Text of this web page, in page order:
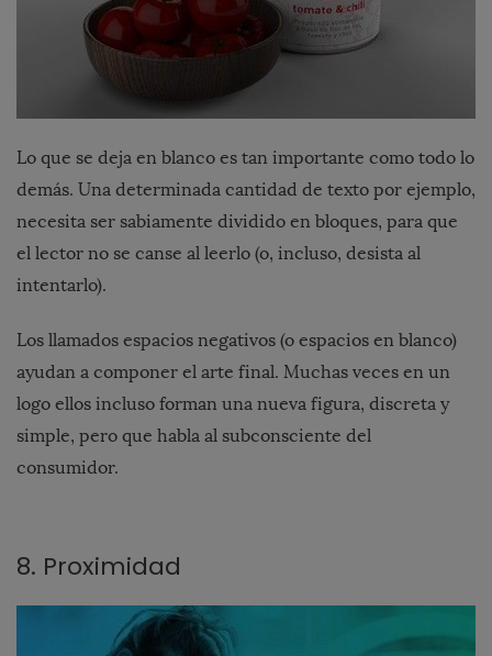
Lo que se deja en blanco es tan importante como todo lo
demás. Una determinada cantidad de texto por ejemplo,
necesita ser sabiamente dividido en bloques, para que
el lector no se canse al leerlo (o, incluso, desista al
intentarlo).
Los llamados espacios negativos (o espacios en blanco)
ayudan a componer el arte final. Muchas veces en un
logo ellos incluso forman una nueva figura, discreta y
simple, pero que habla al subconsciente del
consumidor.
8. Proximidad